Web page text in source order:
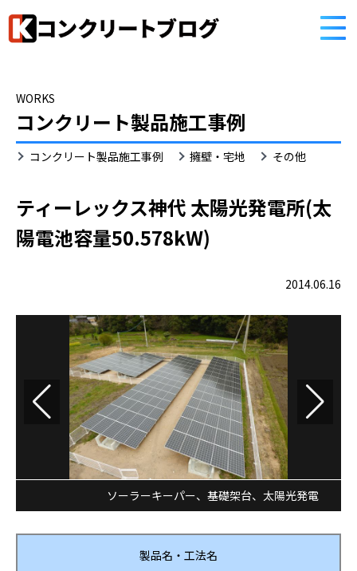
WORKS
コンクリート製品施工事例
そ
の コンクリート製品施工事例 擁壁・宅地 その他
ティーレックス神代 太陽光発電所(太
陽電池容量50.578kW)
2014.06.16
ソーラーキーパー、 基礎架台、 太陽光発電
製品名・工法名